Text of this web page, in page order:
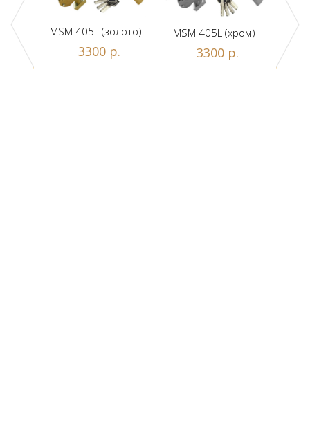
MSM 405L (золото)
3300 р.
MSM 405L (хром)
3300 р.